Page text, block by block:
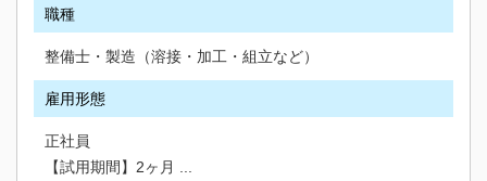
職種
整備士・製造（溶接・加工・組立など）
雇用形態
正社員
【試用期間】2ヶ月 ...